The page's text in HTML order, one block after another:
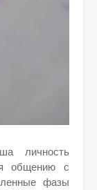
личность
общению с
фазы